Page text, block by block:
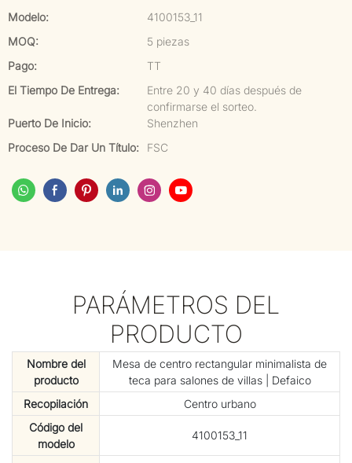
Modelo:
4100153_11
MOQ:
5 piezas
Pago:
TT
El Tiempo De Entrega:
Entre 20 y 40 días después de
confirmarse el sorteo.
Puerto De Inicio:
Shenzhen
Proceso De Dar Un Título:
FSC
PARÁMETROS DEL
PRODUCTO
Nombre del
producto
Mesa de centro rectangular minimalista de
teca para salones de villas | Defaico
Recopilación
Centro urbano
Código del
modelo
4100153_11